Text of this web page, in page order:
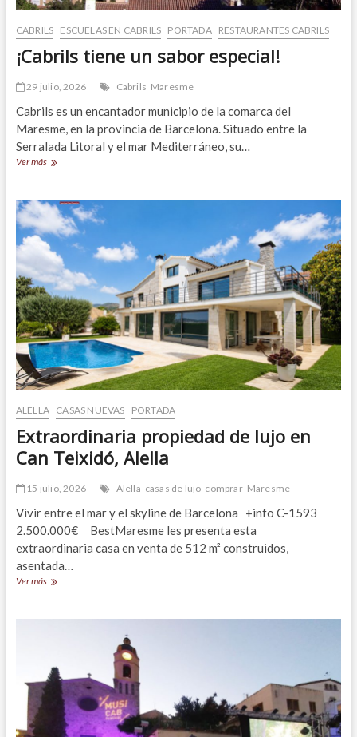
CABRILS ESCUELAS EN CABRILS PORTADA RESTAURANTES CABRILS
¡Cabrils tiene un sabor especial!
29 julio, 2026 Cabrils Maresme
Cabrils es un encantador municipio de la comarca del
Maresme, en la provincia de Barcelona. Situado entre la
Serralada Litoral y el mar Mediterráneo, su…
Ver más¡Cabrils
sabor
especial!
ALELLA CASAS NUEVAS PORTADA
Extraordinaria propiedad de lujo en
Can Teixidó, Alella
15 julio, 2026 Alella casas de lujo comprar Maresme
Vivir entre el mar y el skyline de Barcelona +info C-1593
2.500.000€ BestMaresme les presenta esta
extraordinaria casa en venta de 512 m² construidos,
asentada…
Ver másExtraordinaria
Teixidó,
Alella